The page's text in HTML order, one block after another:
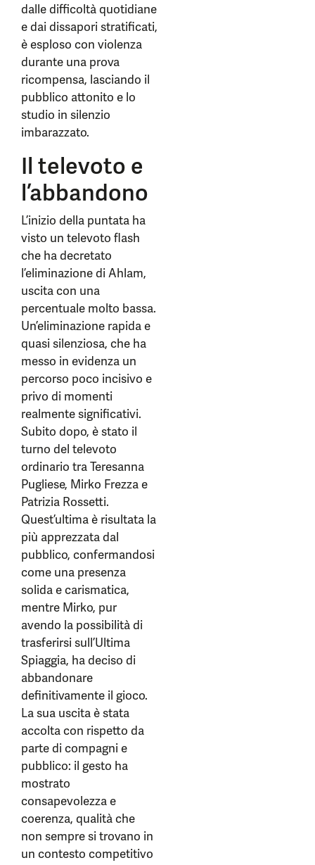
dalle difficoltà quotidiane
e dai dissapori stratificati,
è esploso con violenza
durante una prova
ricompensa, lasciando il
pubblico attonito e lo
studio in silenzio
imbarazzato.
Il televoto e
l’abbandono
L’inizio della puntata ha
visto un televoto flash
che ha decretato
l’eliminazione di Ahlam,
uscita con una
percentuale molto bassa.
Un’eliminazione rapida e
quasi silenziosa, che ha
messo in evidenza un
percorso poco incisivo e
privo di momenti
realmente significativi.
Subito dopo, è stato il
turno del televoto
ordinario tra Teresanna
Pugliese, Mirko Frezza e
Patrizia Rossetti.
Quest’ultima è risultata la
più apprezzata dal
pubblico, confermandosi
come una presenza
solida e carismatica,
mentre Mirko, pur
avendo la possibilità di
trasferirsi sull’Ultima
Spiaggia, ha deciso di
abbandonare
definitivamente il gioco.
La sua uscita è stata
accolta con rispetto da
parte di compagni e
pubblico: il gesto ha
mostrato
consapevolezza e
coerenza, qualità che
non sempre si trovano in
un contesto competitivo